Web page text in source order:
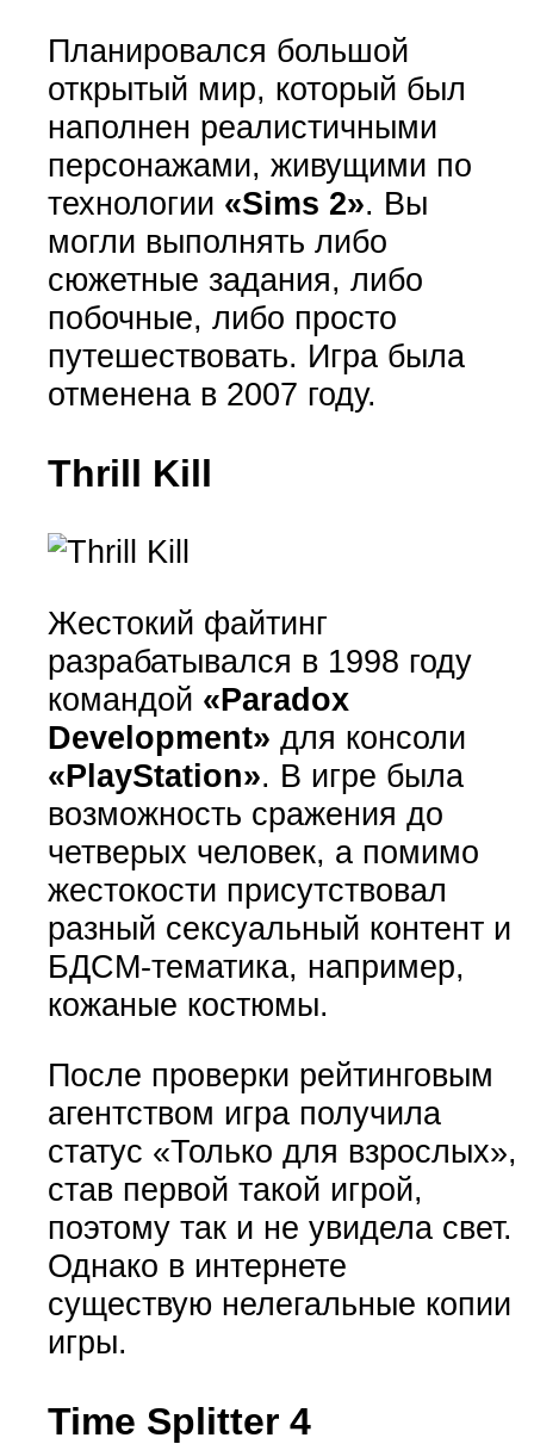
Планировался большой
открытый мир, который был
наполнен реалистичными
персонажами, живущими по
технологии «Sims 2». Вы
могли выполнять либо
сюжетные задания, либо
побочные, либо просто
путешествовать. Игра была
отменена в 2007 году.
Thrill Kill
Жестокий файтинг
разрабатывался в 1998 году
командой «Paradox
Development» для консоли
«PlayStation». В игре была
возможность сражения до
четверых человек, а помимо
жестокости присутствовал
разный сексуальный контент и
БДСМ-тематика, например,
кожаные костюмы.
После проверки рейтинговым
агентством игра получила
статус «Только для взрослых»,
став первой такой игрой,
поэтому так и не увидела свет.
Однако в интернете
существую нелегальные копии
игры.
Time Splitter 4